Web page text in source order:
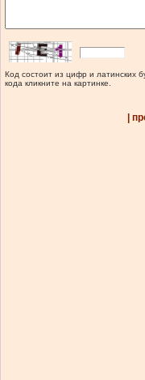
Код состоит из цифр и латинских
кода кликните на картинке.
|